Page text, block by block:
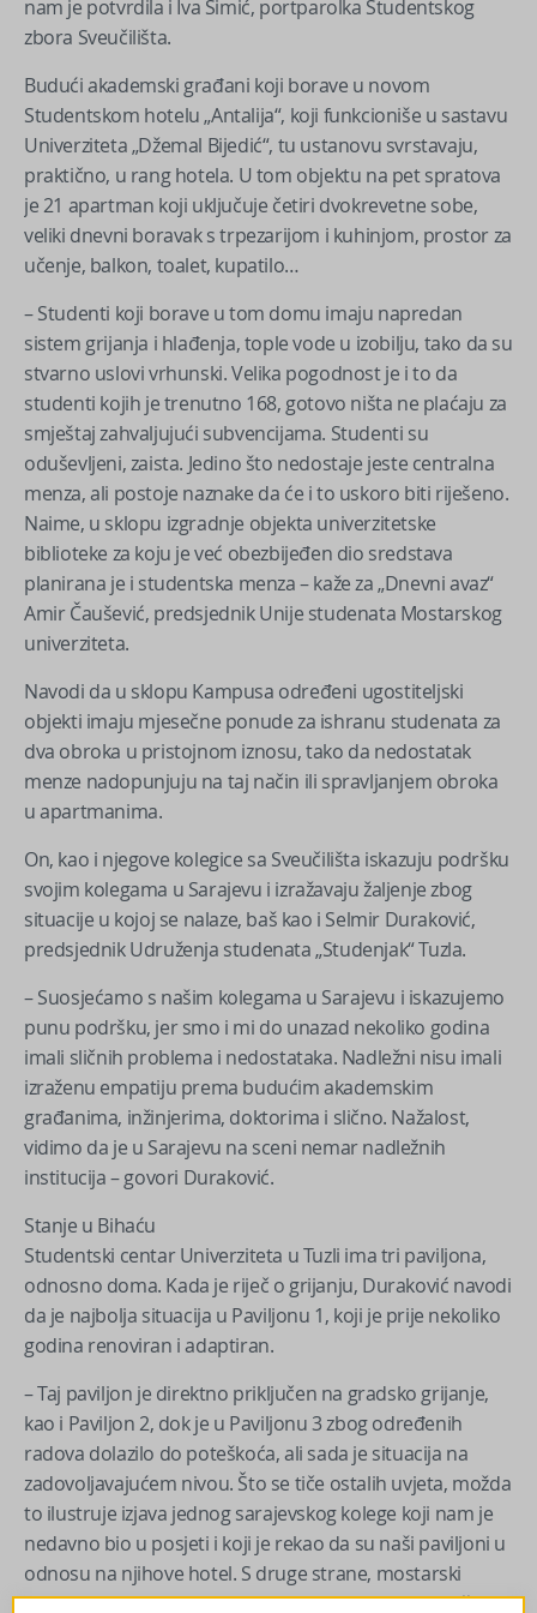
nam je potvrdila i Iva Šimić, portparolka Studentskog
zbora Sveučilišta.
Budući akademski građani koji borave u novom
Studentskom hotelu „Antalija“, koji funkcioniše u sastavu
Univerziteta „Džemal Bijedić“, tu ustanovu svrstavaju,
praktično, u rang hotela. U tom objektu na pet spratova
je 21 apartman koji uključuje četiri dvokrevetne sobe,
veliki dnevni boravak s trpezarijom i kuhinjom, prostor za
učenje, balkon, toalet, kupatilo…
– Studenti koji borave u tom domu imaju napredan
sistem grijanja i hlađenja, tople vode u izobilju, tako da su
stvarno uslovi vrhunski. Velika pogodnost je i to da
studenti kojih je trenutno 168, gotovo ništa ne plaćaju za
smještaj zahvaljujući subvencijama. Studenti su
oduševljeni, zaista. Jedino što nedostaje jeste centralna
menza, ali postoje naznake da će i to uskoro biti riješeno.
Naime, u sklopu izgradnje objekta univerzitetske
biblioteke za koju je već obezbijeđen dio sredstava
planirana je i studentska menza – kaže za „Dnevni avaz“
Amir Čaušević, predsjednik Unije studenata Mostarskog
univerziteta.
Navodi da u sklopu Kampusa određeni ugostiteljski
objekti imaju mjesečne ponude za ishranu studenata za
dva obroka u pristojnom iznosu, tako da nedostatak
menze nadopunjuju na taj način ili spravljanjem obroka
u apartmanima.
On, kao i njegove kolegice sa Sveučilišta iskazuju podršku
svojim kolegama u Sarajevu i izražavaju žaljenje zbog
situacije u kojoj se nalaze, baš kao i Selmir Duraković,
predsjednik Udruženja studenata „Studenjak“ Tuzla.
– Suosjećamo s našim kolegama u Sarajevu i iskazujemo
punu podršku, jer smo i mi do unazad nekoliko godina
imali sličnih problema i nedostataka. Nadležni nisu imali
izraženu empatiju prema budućim akademskim
građanima, inžinjerima, doktorima i slično. Nažalost,
vidimo da je u Sarajevu na sceni nemar nadležnih
institucija – govori Duraković.
Stanje u Bihaću
Studentski centar Univerziteta u Tuzli ima tri paviljona,
odnosno doma. Kada je riječ o grijanju, Duraković navodi
da je najbolja situacija u Paviljonu 1, koji je prije nekoliko
godina renoviran i adaptiran.
– Taj paviljon je direktno priključen na gradsko grijanje,
kao i Paviljon 2, dok je u Paviljonu 3 zbog određenih
radova dolazilo do poteškoća, ali sada je situacija na
zadovoljavajućem nivou. Što se tiče ostalih uvjeta, možda
to ilustruje izjava jednog sarajevskog kolege koji nam je
nedavno bio u posjeti i koji je rekao da su naši paviljoni u
odnosu na njihove hotel. S druge strane, mostarski
domovi, posebno „Antalija“, jesu hoteli naspram naših